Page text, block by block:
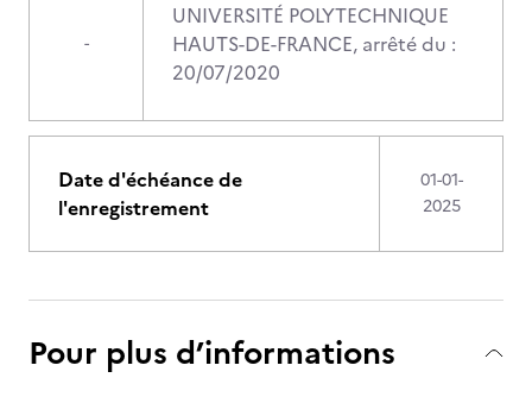
-
UNIVERSITÉ POLYTECHNIQUE
HAUTS-DE-FRANCE, arrêté du :
20/07/2020
Date d'échéance de
l'enregistrement
01-01-
2025
Pour plus d’informations